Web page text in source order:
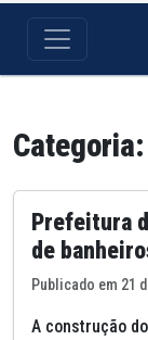
Categoria:
Prefeitura
de
Publicado em 21
A construção